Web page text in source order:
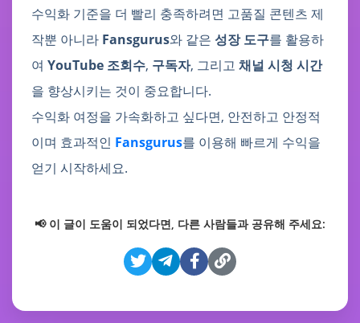
수익화 기준을 더 빨리 충족하려면 고품질 콘텐츠 제
작뿐 아니라 Fansgurus와 같은 성장 도구를 활용하
여 YouTube 조회수, 구독자, 그리고 채널 시청 시간
을 향상시키는 것이 중요합니다.
수익화 여정을 가속화하고 싶다면, 안전하고 안정적
이며 효과적인 Fansgurus를 이용해 빠르게 수익을
얻기 시작하세요.
📢 이 글이 도움이 되었다면, 다른 사람들과 공유해 주세요: